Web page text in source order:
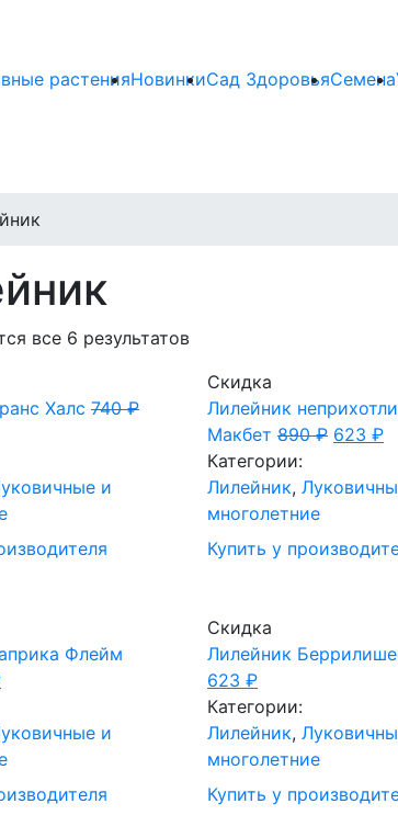
растенияНовинкиСад ЗдоровьяСемена
все 6 результатов
Халс 740₽
и
Скидка
Лилейник
Макбет 890₽ 623₽
Категории:
Лилейник,
многолетние
Купить у
Флейм
и
Скидка
Лилейник
623₽
Категории:
Лилейник,
многолетние
Купить у